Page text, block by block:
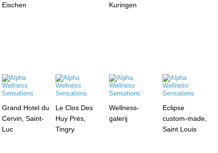
Eischen
Kuringen
Grand Hotel du
Cervin, Saint-
Luc
Le Clos Des
Huy Prés,
Tingry
Wellness-
galerij
Eclipse
custom-made,
Saint Louis